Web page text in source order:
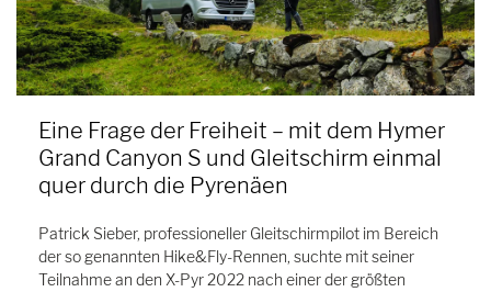
Eine Frage der Freiheit – mit dem Hymer
Grand Canyon S und Gleitschirm einmal
quer durch die Pyrenäen
Patrick Sieber, professioneller Gleitschirmpilot im Bereich
der so genannten Hike&Fly-Rennen, suchte mit seiner
Teilnahme an den X-Pyr 2022 nach einer der größten